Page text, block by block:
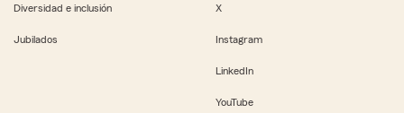
Diversidad e inclusión
Jubilados
X
Instagram
LinkedIn
YouTube